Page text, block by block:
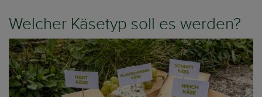
Welcher Käsetyp soll es werden?